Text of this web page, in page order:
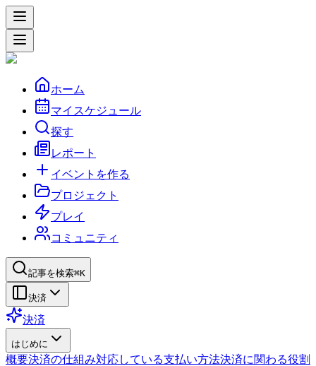
ホーム
マイスケジュール
探す
レポート
イベントを作る
プロジェクト
プレイ
コミュニティ
記事を検索⌘K
決済
決済
はじめに
概要決済の仕組み対応している支払い方法決済に関わる役割